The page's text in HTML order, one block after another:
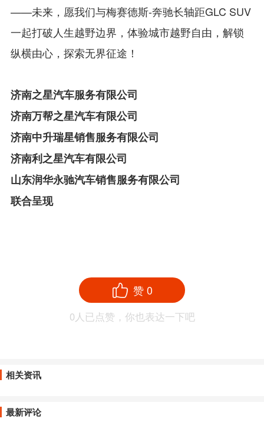
——未来，愿我们与梅赛德斯-奔驰长轴距GLC SUV
一起打破人生越野边界，体验城市越野自由，解锁
纵横由心，探索无界征途！
济南之星汽车服务有限公司
济南万帮之星汽车有限公司
济南中升瑞星销售服务有限公司
济南利之星汽车有限公司
山东润华永驰汽车销售服务有限公司
联合呈现
赞0
0人已点赞，你也表达一下吧
相关资讯
最新评论